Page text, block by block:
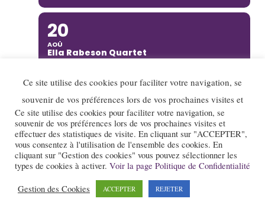
20
AOÛ
Ella Rabeson Quartet
Annecy
20
AOÛ
Ariane Racicot Trio
Donzère
20
Carmen Bradford Quartet
Annecy
Ce site utilise des cookies pour faciliter votre navigation, se
souvenir de vos préférences lors de vos prochaines visites et
Ce site utilise des cookies pour faciliter votre navigation, se
souvenir de vos préférences lors de vos prochaines visites et
effectuer des statistiques de visite. En cliquant sur "ACCEPTER",
vous consentez à l'utilisation de l'ensemble des cookies. En
cliquant sur "Gestion des cookies" vous pouvez sélectionner les
types de cookies à activer. Voir la page Politique de Confidentialité
Gestion des Cookies ACCEPTER REJETER